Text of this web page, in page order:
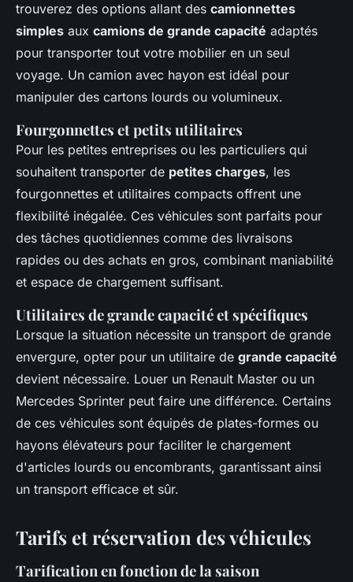
trouverez des options allant des camionnettes
simples aux camions de grande capacité adaptés
pour transporter tout votre mobilier en un seul
voyage. Un camion avec hayon est idéal pour
manipuler des cartons lourds ou volumineux.
Fourgonnettes et petits utilitaires
Pour les petites entreprises ou les particuliers qui
souhaitent transporter de petites charges, les
fourgonnettes et utilitaires compacts offrent une
flexibilité inégalée. Ces véhicules sont parfaits pour
des tâches quotidiennes comme des livraisons
rapides ou des achats en gros, combinant maniabilité
et espace de chargement suffisant.
Utilitaires de grande capacité et spécifiques
Lorsque la situation nécessite un transport de grande
envergure, opter pour un utilitaire de grande capacité
devient nécessaire. Louer un Renault Master ou un
Mercedes Sprinter peut faire une différence. Certains
de ces véhicules sont équipés de plates-formes ou
hayons élévateurs pour faciliter le chargement
d'articles lourds ou encombrants, garantissant ainsi
un transport efficace et sûr.
Tarifs et réservation des véhicules
Tarification en fonction de la saison